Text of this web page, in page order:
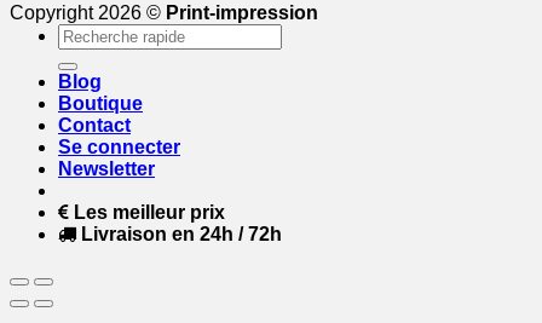
Copyright 2026 © Print-impression
Recherche
pour :
Blog
Boutique
Contact
Se connecter
Newsletter
Les meilleur prix
Livraison en 24h / 72h